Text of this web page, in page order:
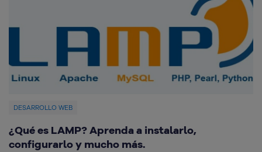
DESARROLLO WEB
¿Qué es LAMP? Aprenda a instalarlo,
configurarlo y mucho más.